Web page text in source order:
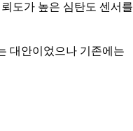
도가 높은 심탄도 센서를
대안이었으나 기존에는